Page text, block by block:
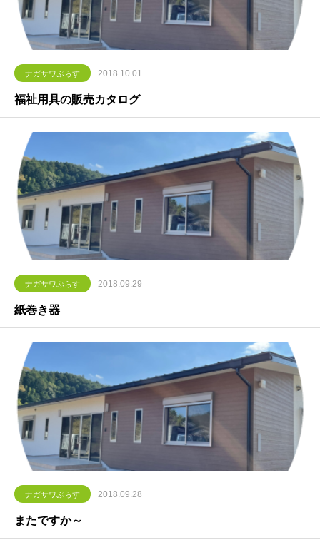
ナガサワぷらす 2018.10.01
福祉用具の販売カタログ
ナガサワぷらす 2018.09.29
紙巻き器
ナガサワぷらす 2018.09.28
またですか～